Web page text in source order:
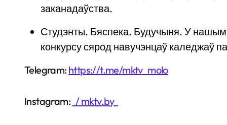
заканадаўства.
Студэнты. Бяспека. Будучыня. У нашым
конкурсу сярод навучэнцаў каледжаў
Telegram: https://t.me/mktv_molo
Instagram: / mktv.by